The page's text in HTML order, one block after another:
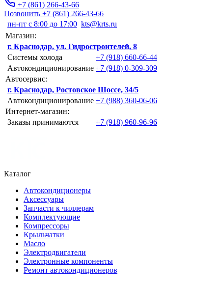
+7 (861) 266-43-66
Позвонить +7 (861) 266-43-66
пн-пт с 8:00 до 17:00 kts@krts.ru
Магазин:
г. Краснодар, ул. Гидростроителей, 8
Системы холода
+7 (918) 660-66-44
Автокондиционирование +7 (918) 0-309-309
Автосервис:
г. Краснодар, Ростовское Шоссе, 34/5
Автокондиционирование +7 (988) 360-06-06
Интернет-магазин:
Заказы принимаются
+7 (918) 960-96-96
Каталог
Автокондиционеры
Аксессуары
Запчасти к чиллерам
Комплектующие
Компрессоры
Крыльчатки
Масло
Электродвигатели
Электронные компоненты
Ремонт автокондиционеров